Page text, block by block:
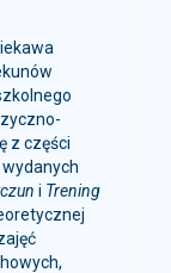
części
iTrening
aktywności